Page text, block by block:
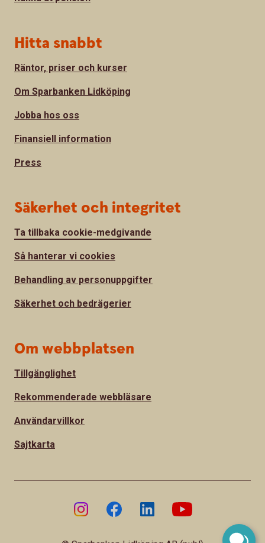
Hitta snabbt
Räntor, priser och kurser
Om Sparbanken Lidköping
Jobba hos oss
Finansiell information
Press
Säkerhet och integritet
Ta tillbaka cookie-medgivande
Så hanterar vi cookies
Behandling av personuppgifter
Säkerhet och bedrägerier
Om webbplatsen
Tillgänglighet
Rekommenderade webbläsare
Användarvillkor
Sajtkarta